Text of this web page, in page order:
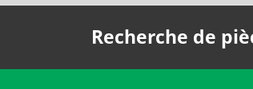
Recherche de